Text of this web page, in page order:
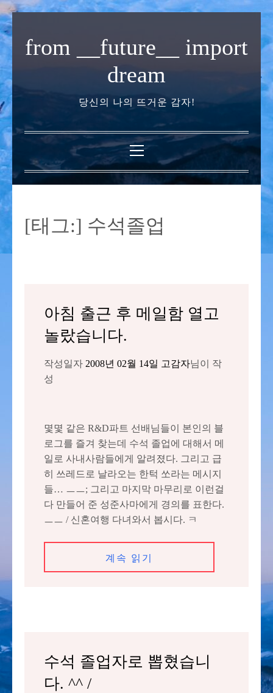
내
용
으
로
바
로
가
기
from __future__ import
dream
당신의 나의 뜨거운 감자!
기
본
메
뉴
[태그:] 수석졸업
아침 출근 후 메일함 열고
놀랐습니다.
작성일자 2008년 02월 14일 고감자님이 작
성
몇몇 같은 R&D파트 선배님들이 본인의 블
로그를 즐겨 찾는데 수석 졸업에 대해서 메
일로 사내사람들에게 알려졌다. 그리고 급
히 쓰레드로 날라오는 한턱 쏘라는 메시지
들… ㅡㅡ; 그리고 마지막 마무리로 이런걸
다 만들어 준 성준사마에게 경의를 표한다.
ㅡㅡ / 신혼여행 다녀와서 봅시다. ㅋ
계속 읽기
수석 졸업자로 뽑혔습니
다. ^^ /